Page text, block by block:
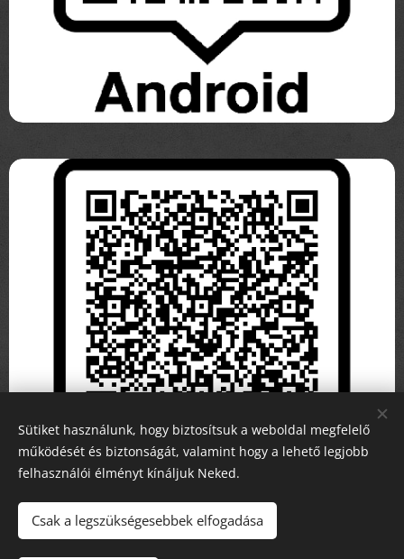
Sütiket használunk, hogy biztosítsuk a weboldal megfelelő
működését és biztonságát, valamint hogy a lehető legjobb
felhasználói élményt kínáljuk Neked.
Csak a legszükségesebbek elfogadása